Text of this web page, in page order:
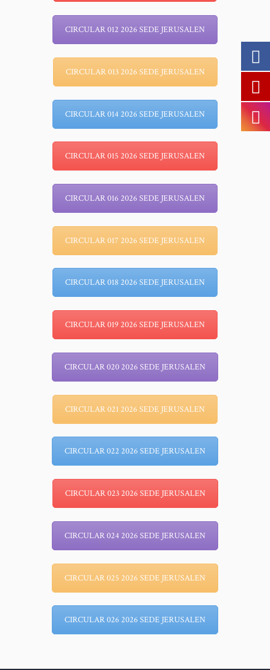
CIRCULAR 012 2026 SEDE JERUSALEN
CIRCULAR 013 2026 SEDE JERUSALEN
CIRCULAR 014 2026 SEDE JERUSALEN
CIRCULAR 015 2026 SEDE JERUSALEN
CIRCULAR 016 2026 SEDE JERUSALEN
CIRCULAR 017 2026 SEDE JERUSALEN
CIRCULAR 018 2026 SEDE JERUSALEN
CIRCULAR 019 2026 SEDE JERUSALEN
CIRCULAR 020 2026 SEDE JERUSALEN
CIRCULAR 021 2026 SEDE JERUSALEN
CIRCULAR 022 2026 SEDE JERUSALEN
CIRCULAR 023 2026 SEDE JERUSALEN
CIRCULAR 024 2026 SEDE JERUSALEN
CIRCULAR 025 2026 SEDE JERUSALEN
CIRCULAR 026 2026 SEDE JERUSALEN